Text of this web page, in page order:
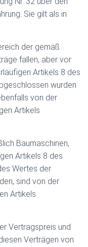
Sie gilt als in
der gemäß
fallen, aber vor
Artikels 8 des
wurden
von der
Artikels
Baumaschinen,
Artikels 8 des
Wertes der
sind von der
Artikels
Vertragspreis und
Verträgen von